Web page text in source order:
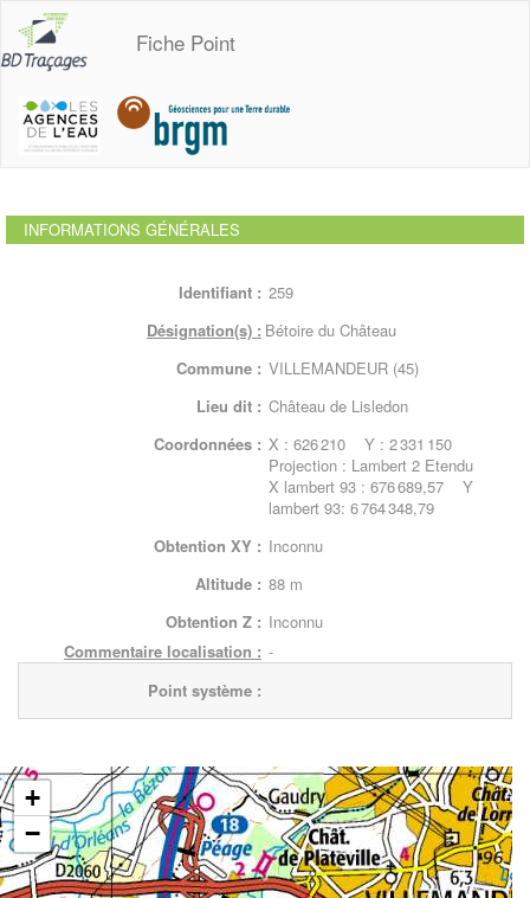
Fiche Point
INFORMATIONS GÉNÉRALES
Identifiant : 259
Désignation(s) : Bétoire du Château
Commune : VILLEMANDEUR (45)
Lieu dit : Château de Lisledon
Coordonnées : X : 626 210 Y : 2 331 150
Projection : Lambert 2 Etendu
X lambert 93 : 676 689,57 Y
lambert 93: 6 764 348,79
Obtention XY : Inconnu
Altitude : 88 m
Obtention Z : Inconnu
Commentaire localisation : -
Point système :
+
−